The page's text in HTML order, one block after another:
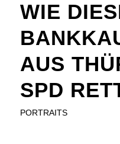
WIE
AUS
SPD
PORTRAITS